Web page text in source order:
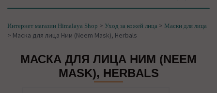
Интернет магазин Himalaya Shop > Уход за кожей лица > Маски для лица
> Маска для лица Ним (Neem Mask), Herbals
МАСКА ДЛЯ ЛИЦА НИМ (NEEM
MASK), HERBALS